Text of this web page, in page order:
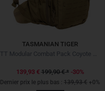
TASMANIAN TIGER
139,93 € 199,90 €* -30%
Dernier prix le plus bas : 139,93 € +0%